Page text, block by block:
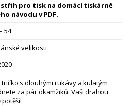
pro tisk na domácí tiskárně
návodu v PDF.
54
velikosti
s dlouhými rukávy a kulatým
za pár okamžiků. Vaši drahou